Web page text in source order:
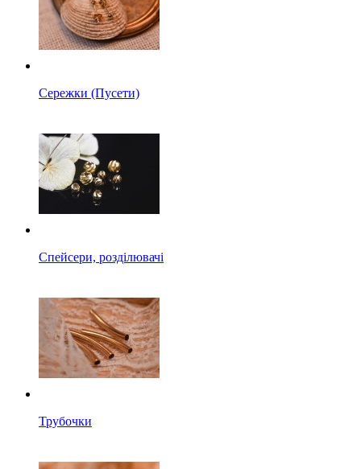
Сережки (Пусети)
Спейсери, розділювачі
Трубочки